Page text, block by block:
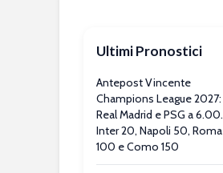
Ultimi Pronostici
Antepost Vincente
Champions League 2027:
Real Madrid e PSG a 6.00.
Inter 20, Napoli 50, Roma
100 e Como 150